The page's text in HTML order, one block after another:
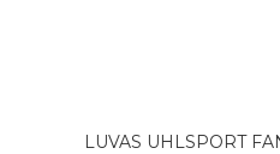
LUVAS UHLSPORT